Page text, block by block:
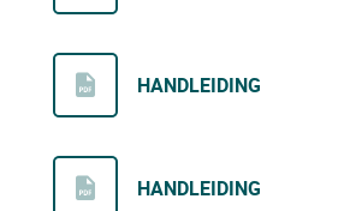
HANDLEIDING
HANDLEIDING